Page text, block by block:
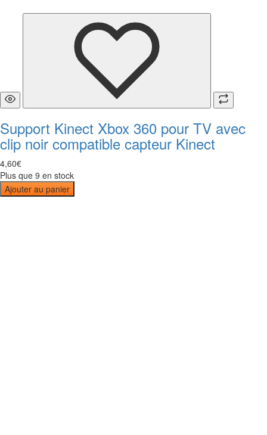
Support Kinect Xbox 360 pour TV avec
clip noir compatible capteur Kinect
4,60€
Plus que 9 en stock
Ajouter au panier